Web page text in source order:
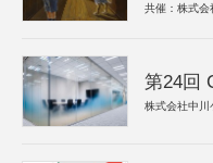
共催：株式会
第24回
株式会社中川